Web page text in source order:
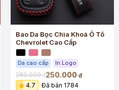
Bao Da Bọc Chìa Khoá Ô Tô
Chevrolet Cao Cấp
Da cao cấp In Logo
280.000đ250.000 đ
4.7 Đã bán 1784